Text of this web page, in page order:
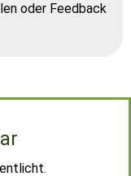
oder Feedback